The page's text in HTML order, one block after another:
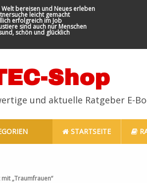
Welt bereisen und Neues erleben
leicht gemacht
erfolgreich im Job
sind auch nur Menschen
schön und glücklich
Shop
und aktuelle Ratgeber E-
STARTSEITE
„Traumfrauen“